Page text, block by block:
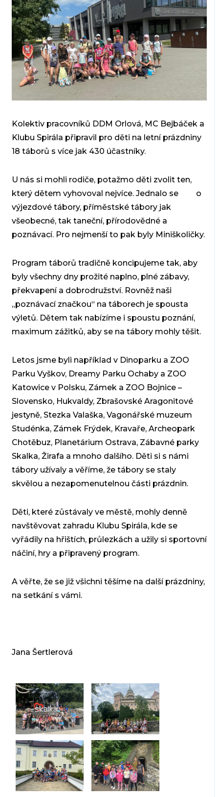
Kolektiv pracovníků DDM Orlová, MC Bejbáček a
Klubu Spirála připravil pro děti na letní prázdniny
18 táborů s více jak 430 účastníky.
U nás si mohli rodiče, potažmo děti zvolit ten,
který dětem vyhovoval nejvíce. Jednalo se o
výjezdové tábory, příměstské tábory jak
všeobecné, tak taneční, přírodovědné a
poznávací. Pro nejmenší to pak byly Miniškoličky.
Program táborů tradičně koncipujeme tak, aby
byly všechny dny prožité naplno, plné zábavy,
překvapení a dobrodružství. Rovněž naši
„poznávací značkou“ na táborech je spousta
výletů. Dětem tak nabízíme i spoustu poznání,
maximum zážitků, aby se na tábory mohly těšit.
Letos jsme byli například v Dinoparku a ZOO
Parku Vyškov, Dreamy Parku Ochaby a ZOO
Katowice v Polsku, Zámek a ZOO Bojnice –
Slovensko, Hukvaldy, Zbrašovské Aragonitové
jestyně, Stezka Valaška, Vagonářské muzeum
Studénka, Zámek Frýdek, Kravaře, Archeopark
Chotěbuz, Planetárium Ostrava, Zábavné parky
Skalka, Žirafa a mnoho dalšího. Děti si s námi
tábory užívaly a věříme, že tábory se staly
skvělou a nezapomenutelnou části prázdnin.
Děti, které zůstávaly ve městě, mohly denně
navštěvovat zahradu Klubu Spirála, kde se
vyřádily na hřištích, průlezkách a užily si sportovní
náčiní, hry a připravený program.
A věřte, že se již všichni těšíme na další prázdniny,
na setkání s vámi.
Jana Šertlerová